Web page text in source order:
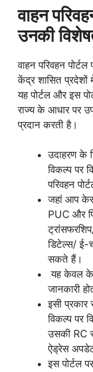
वाहन
उनकी
वाहन परिवहन
केंद्र शासित
यह पोर्टल और इस
राज्य के आधार पर
प्रदान करती है।
उदाहरण के
विकल्प पर
परिवहन
जहां आप
PUC और
डिटेल्स/ ई-
सकते हैं।
यह केवल
जानकारी
इसी
विकल्प पर
उसकी RC
ऐड्रेस
इस पोर्टल